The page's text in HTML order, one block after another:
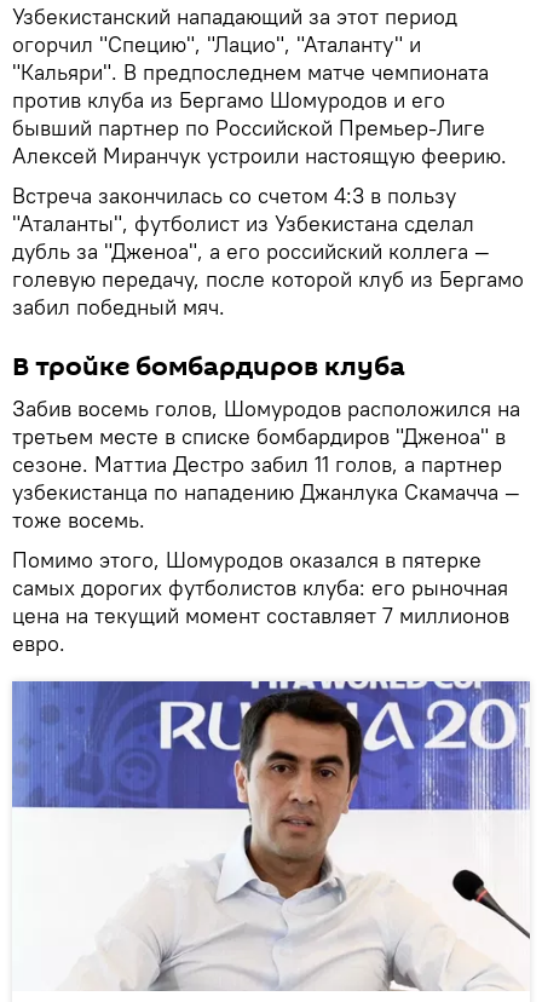
Узбекистанский нападающий за этот период
огорчил "Специю", "Лацио", "Аталанту" и
"Кальяри". В предпоследнем матче чемпионата
против клуба из Бергамо Шомуродов и его
бывший партнер по Российской Премьер-Лиге
Алексей Миранчук устроили настоящую феерию.
Встреча закончилась со счетом 4:3 в пользу
"Аталанты", футболист из Узбекистана сделал
дубль за "Дженоа", а его российский коллега —
голевую передачу, после которой клуб из Бергамо
забил победный мяч.
В тройке бомбардиров клуба
Забив восемь голов, Шомуродов расположился на
третьем месте в списке бомбардиров "Дженоа" в
сезоне. Маттиа Дестро забил 11 голов, а партнер
узбекистанца по нападению Джанлука Скамачча —
тоже восемь.
Помимо этого, Шомуродов оказался в пятерке
самых дорогих футболистов клуба: его рыночная
цена на текущий момент составляет 7 миллионов
евро.